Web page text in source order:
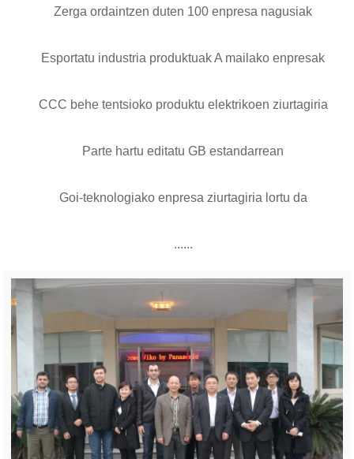
Zerga ordaintzen duten 100 enpresa nagusiak
Esportatu industria produktuak A mailako enpresak
CCC behe tentsioko produktu elektrikoen ziurtagiria
Parte hartu editatu GB estandarrean
Goi-teknologiako enpresa ziurtagiria lortu da
......